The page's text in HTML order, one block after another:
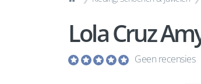
Lola Cruz
Geen recensies